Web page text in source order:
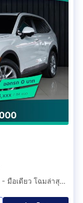
2024 Honda CR-V G6 1.5 TURBO EL 4WD ขาว CVT - มือเดียว โฉมล่าสุด รุ่นท็อป เบนซิน 7ที่นั่ง 4x4 รถบ้าน เจ้าของขายเอง ฟรีดาวน์